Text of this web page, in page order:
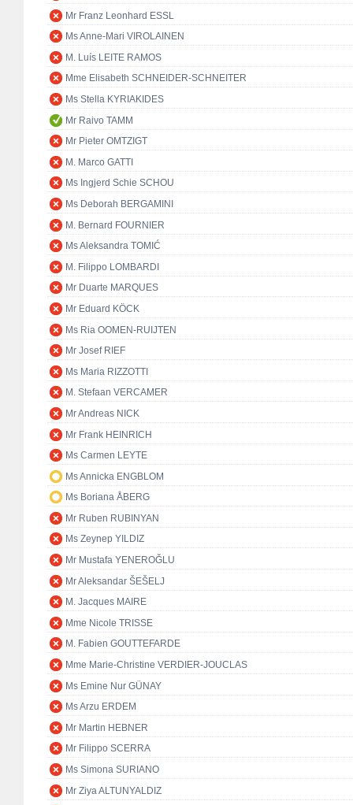
Mr Franz Leonhard ESSL
Ms Anne-Mari VIROLAINEN
M. Luís LEITE RAMOS
Mme Elisabeth SCHNEIDER-SCHNEITER
Ms Stella KYRIAKIDES
Mr Raivo TAMM
Mr Pieter OMTZIGT
M. Marco GATTI
Ms Ingjerd Schie SCHOU
Ms Deborah BERGAMINI
M. Bernard FOURNIER
Ms Aleksandra TOMIĆ
M. Filippo LOMBARDI
Mr Duarte MARQUES
Mr Eduard KÖCK
Ms Ria OOMEN-RUIJTEN
Mr Josef RIEF
Ms Maria RIZZOTTI
M. Stefaan VERCAMER
Mr Andreas NICK
Mr Frank HEINRICH
Ms Carmen LEYTE
Ms Annicka ENGBLOM
Ms Boriana ÅBERG
Mr Ruben RUBINYAN
Ms Zeynep YILDIZ
Mr Mustafa YENEROĞLU
Mr Aleksandar ŠEŠELJ
M. Jacques MAIRE
Mme Nicole TRISSE
M. Fabien GOUTTEFARDE
Mme Marie-Christine VERDIER-JOUCLAS
Ms Emine Nur GÜNAY
Ms Arzu ERDEM
Mr Martin HEBNER
Mr Filippo SCERRA
Ms Simona SURIANO
Mr Ziya ALTUNYALDIZ